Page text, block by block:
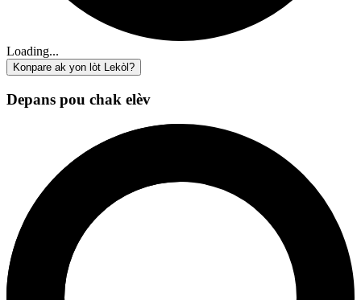
Loading...
Konpare ak yon lòt Lekòl?
Depans pou chak elèv